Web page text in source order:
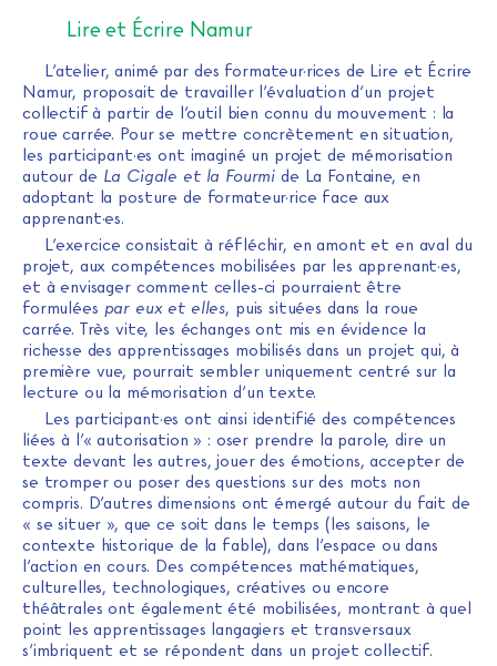
Lire et Écrire Namur
L’atelier, animé par des formateur·rices de Lire et Écrire
Namur, proposait de travailler l’évaluation d’un projet
collectif à partir de l’outil bien connu du mouvement : la
roue carrée. Pour se mettre concrètement en situation,
les participant·es ont imaginé un projet de mémorisation
autour de La Cigale et la Fourmi de La Fontaine, en
adoptant la posture de formateur·rice face aux
apprenant·es.
L’exercice consistait à réfléchir, en amont et en aval du
projet, aux compétences mobilisées par les apprenant·es,
et à envisager comment celles-ci pourraient être
formulées par eux et elles, puis situées dans la roue
carrée. Très vite, les échanges ont mis en évidence la
richesse des apprentissages mobilisés dans un projet qui, à
première vue, pourrait sembler uniquement centré sur la
lecture ou la mémorisation d’un texte.
Les participant·es ont ainsi identifié des compétences
liées à l’« autorisation » : oser prendre la parole, dire un
texte devant les autres, jouer des émotions, accepter de
se tromper ou poser des questions sur des mots non
compris. D’autres dimensions ont émergé autour du fait de
« se situer », que ce soit dans le temps (les saisons, le
contexte historique de la fable), dans l’espace ou dans
l’action en cours. Des compétences mathématiques,
culturelles, technologiques, créatives ou encore
théâtrales ont également été mobilisées, montrant à quel
point les apprentissages langagiers et transversaux
s’imbriquent et se répondent dans un projet collectif.